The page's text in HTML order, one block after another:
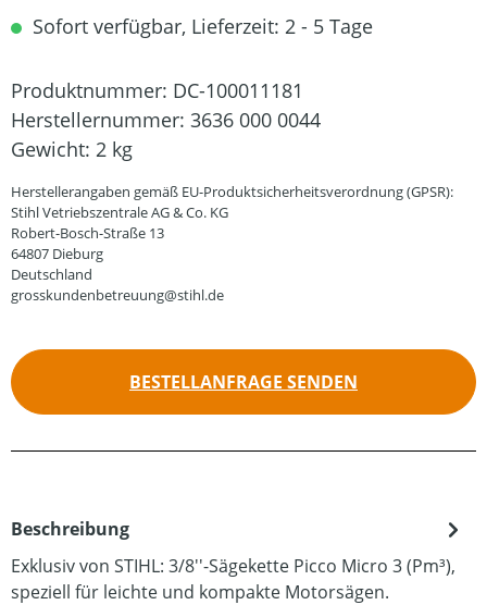
Sofort verfügbar, Lieferzeit: 2 - 5 Tage
Produktnummer: DC-100011181
Herstellernummer: 3636 000 0044
Gewicht: 2 kg
Herstellerangaben gemäß EU-Produktsicherheitsverordnung (GPSR):
Stihl Vetriebszentrale AG & Co. KG
Robert-Bosch-Straße 13
64807 Dieburg
Deutschland
grosskundenbetreuung@stihl.de
BESTELLANFRAGE SENDEN
Beschreibung
Exklusiv von STIHL: 3/8''-Sägekette Picco Micro 3 (Pm³),
speziell für leichte und kompakte Motorsägen.